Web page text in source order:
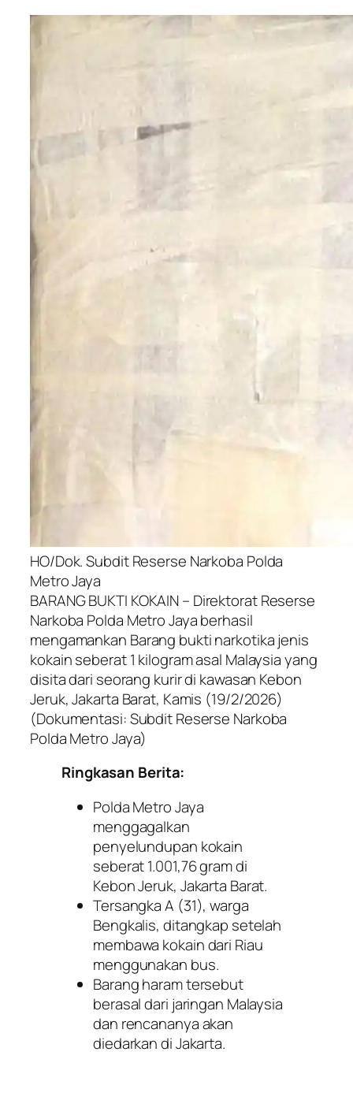
HO/Dok. Subdit Reserse Narkoba Polda
Metro Jaya
BARANG BUKTI KOKAIN – Direktorat Reserse
Narkoba Polda Metro Jaya berhasil
mengamankan Barang bukti narkotika jenis
kokain seberat 1 kilogram asal Malaysia yang
disita dari seorang kurir di kawasan Kebon
Jeruk, Jakarta Barat, Kamis (19/2/2026)
(Dokumentasi: Subdit Reserse Narkoba
Polda Metro Jaya)
Ringkasan Berita:
Polda Metro Jaya
menggagalkan
penyelundupan kokain
seberat 1.001,76 gram di
Kebon Jeruk, Jakarta Barat.
Tersangka A (31), warga
Bengkalis, ditangkap setelah
membawa kokain dari Riau
menggunakan bus.
Barang haram tersebut
berasal dari jaringan Malaysia
dan rencananya akan
diedarkan di Jakarta.